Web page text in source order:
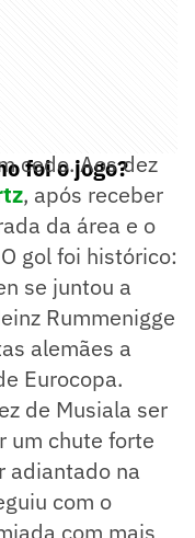
foi o jogo?
cedo. Aos dez
, após receber
da área e o
gol foi histórico:
se juntou a
Rummenigge
alemães a
Eurocopa.
de Musiala ser
um chute forte
adiantado na
com o
com mais